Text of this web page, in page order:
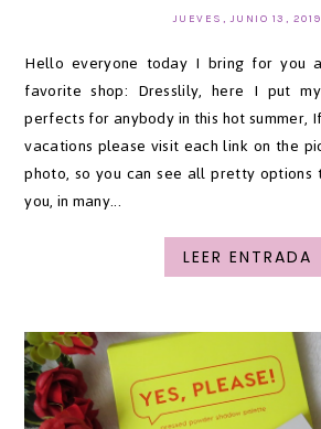
JUEVES, JUNIO 13, 2019
Hello everyone today I bring for you
favorite shop: Dresslily, here I put
perfects for anybody in this hot summer,
vacations please visit each link on the
photo, so you can see all pretty options
you, in many...
LEER ENTRADA